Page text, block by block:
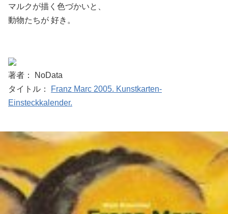
マルクが描く色づかいと、
動物たちが 好き。
著者： NoData
タイトル：
Franz Marc 2005. Kunstkarten-
Einsteckkalender.